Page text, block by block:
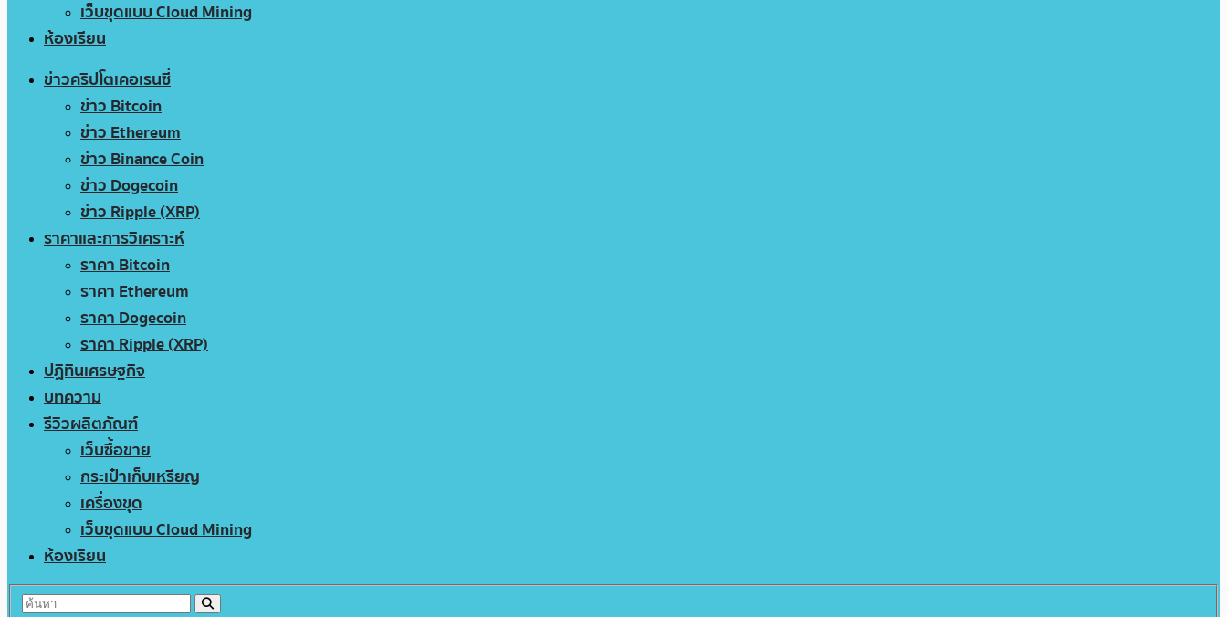
เว็บขุดแบบ Cloud Mining
ห้องเรียน
ข่าวคริปโตเคอเรนซี่
ข่าว Bitcoin
ข่าว Ethereum
ข่าว Binance Coin
ข่าว Dogecoin
ข่าว Ripple (XRP)
ราคาและการวิเคราะห์
ราคา Bitcoin
ราคา Ethereum
ราคา Dogecoin
ราคา Ripple (XRP)
ปฏิทินเศรษฐกิจ
บทความ
รีวิวผลิตภัณฑ์
เว็บซื้อขาย
กระเป๋าเก็บเหรียญ
เครื่องขุด
เว็บขุดแบบ Cloud Mining
ห้องเรียน